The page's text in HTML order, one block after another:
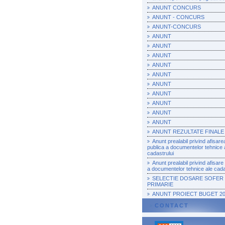
ANUNT CONCURS
ANUNT - CONCURS
ANUNT-CONCURS
ANUNT
ANUNT
ANUNT
ANUNT
ANUNT
ANUNT
ANUNT
ANUNT
ANUNT
ANUNT
ANUNT REZULTATE FINALE
Anunt prealabil privind
publica a documentelor tehnice
cadastrului
Anunt prealabil privind afisare
a documentelor tehnice ale
SELECTIE DOSARE SOFER
PRIMARIE
ANUNT PROIECT BUGET
CONTACT